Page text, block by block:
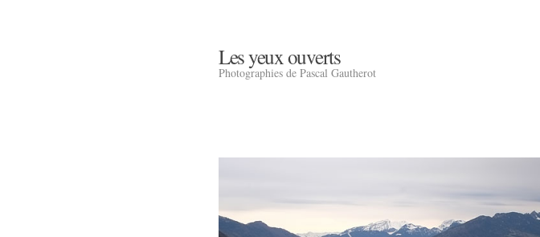
Les yeux ouverts
Photographies de Pascal Gautherot